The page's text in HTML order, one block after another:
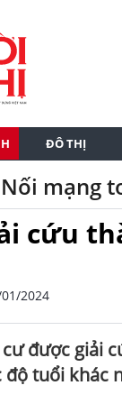
ĐÔ THỊ
Nối mạng
cứu
2024
được giải
độ tuổi khác